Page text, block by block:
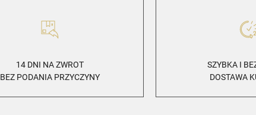
14 DNI NA ZWROT
BEZ PODANIA PRZYCZYNY
SZYBKA I
DOSTAWA